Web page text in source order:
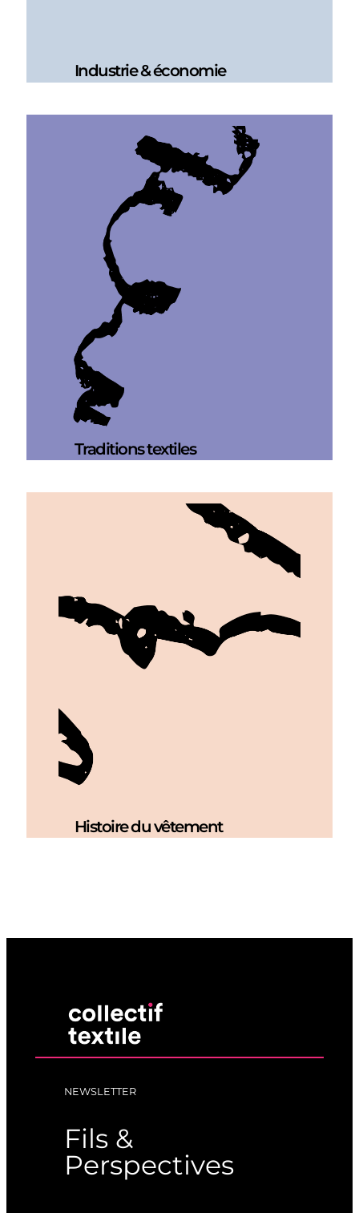
Industrie & économie
Traditions textiles
Histoire du vêtement
NEWSLETTER
Fils &
Perspectives